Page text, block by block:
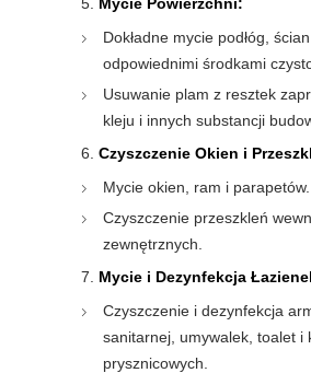
Dokładne mycie podłóg,
odpowiednimi środkami
Usuwanie plam z resztek
kleju i innych substancji
Czyszczenie Okien i
Mycie okien, ram i parapetów.
Czyszczenie przeszkleń
zewnętrznych.
Mycie i Dezynfekcja
Czyszczenie i dezynfekcja
sanitarnej, umywalek, toalet i
prysznicowych.